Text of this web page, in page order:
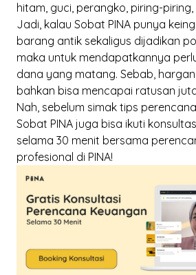
hitam, guci, perangko, piring-
Jadi, kalau Sobat PINA punya
barang antik sekaligus dijadikan
maka untuk mendapatkannya
dana yang matang. Sebab,
bahkan bisa mencapai ratusan
Nah, sebelum simak tips
Sobat PINA juga bisa ikuti
selama 30 menit bersama
profesional di PINA!